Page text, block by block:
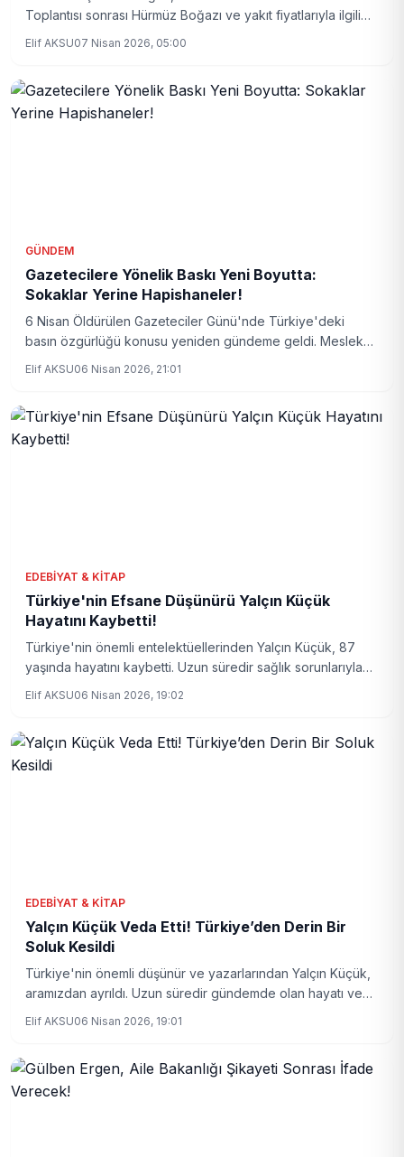
Toplantısı sonrası Hürmüz Boğazı ve yakıt fiyatlarıyla ilgili
Elif AKSU07 Nisan 2026, 05:00
GÜNDEM
Gazetecilere Yönelik Baskı Yeni Boyutta:
Sokaklar Yerine Hapishaneler!
6 Nisan Öldürülen Gazeteciler Günü'nde Türkiye'deki
basın özgürlüğü konusu yeniden gündeme geldi. Meslek
Elif AKSU06 Nisan 2026, 21:01
EDEBIYAT & KITAP
Türkiye'nin Efsane Düşünürü Yalçın Küçük
Hayatını Kaybetti!
Türkiye'nin önemli entelektüellerinden Yalçın Küçük, 87
yaşında hayatını kaybetti. Uzun süredir sağlık sorunlarıyla
Elif AKSU06 Nisan 2026, 19:02
EDEBIYAT & KITAP
Yalçın Küçük Veda Etti! Türkiye’den Derin Bir
Soluk Kesildi
Türkiye'nin önemli düşünür ve yazarlarından Yalçın Küçük,
aramızdan ayrıldı. Uzun süredir gündemde olan hayatı ve
Elif AKSU06 Nisan 2026, 19:01